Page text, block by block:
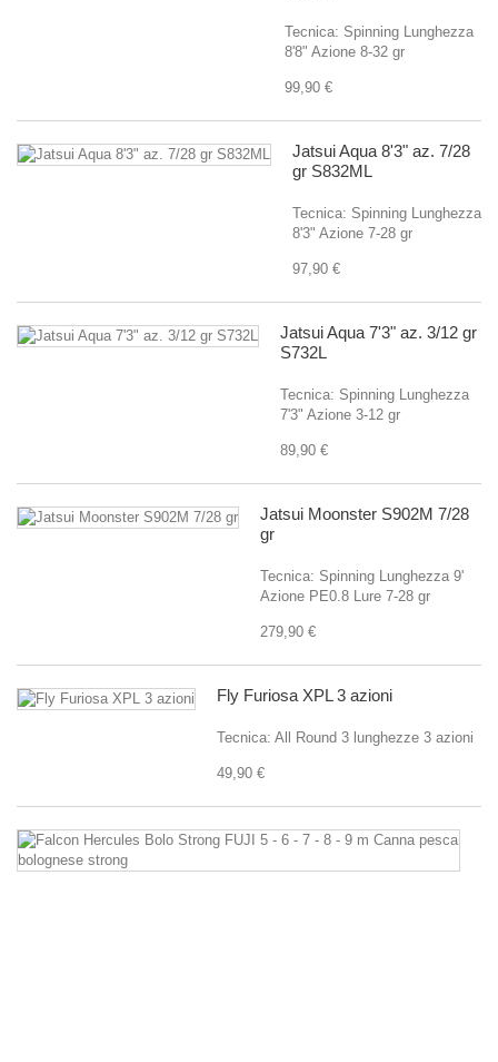
Tecnica: Spinning Lunghezza
8'8" Azione 8-32 gr
99,90 €
Jatsui Aqua 8'3" az. 7/28
gr S832ML
Tecnica: Spinning Lunghezza
8'3" Azione 7-28 gr
97,90 €
Jatsui Aqua 7'3" az. 3/12 gr
S732L
Tecnica: Spinning Lunghezza
7'3" Azione 3-12 gr
89,90 €
Jatsui Moonster S902M 7/28
gr
Tecnica: Spinning Lunghezza 9'
Azione PE0.8 Lure 7-28 gr
279,90 €
Fly Furiosa XPL 3 azioni
Tecnica: All Round 3 lunghezze 3 azioni
49,90 €